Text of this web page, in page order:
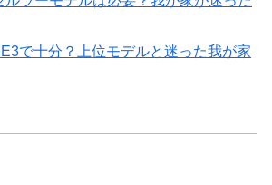
で十分？上位モデルと迷った我が家